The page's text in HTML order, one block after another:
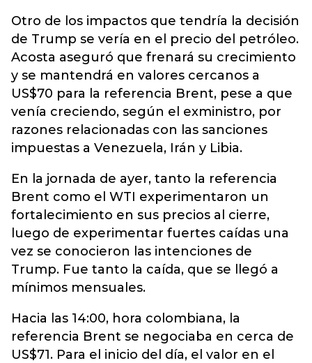
Otro de los impactos que tendría la decisión
de Trump se vería en el precio del petróleo.
Acosta aseguró que frenará su crecimiento
y se mantendrá en valores cercanos a
US$70 para la referencia Brent, pese a que
venía creciendo, según el exministro, por
razones relacionadas con las sanciones
impuestas a Venezuela, Irán y Libia.
En la jornada de ayer, tanto la referencia
Brent como el WTI experimentaron un
fortalecimiento en sus precios al cierre,
luego de experimentar fuertes caídas una
vez se conocieron las intenciones de
Trump. Fue tanto la caída, que se llegó a
mínimos mensuales.
Hacia las 14:00, hora colombiana, la
referencia Brent se negociaba en cerca de
US$71. Para el inicio del día, el valor en el